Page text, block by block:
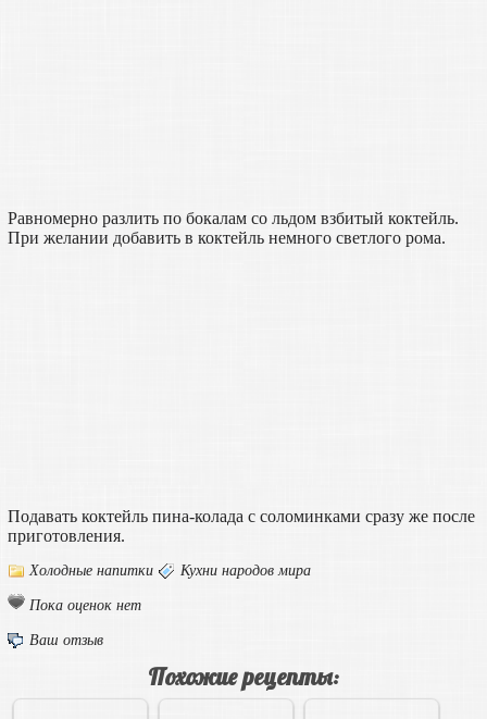
Равномерно разлить по бокалам со льдом взбитый коктейль.
При желании добавить в коктейль немного светлого рома.
Подавать коктейль пина-колада с соломинками сразу же после
приготовления.
Холодные напитки Кухни народов мира
Пока оценок нет
Ваш отзыв
Похожие рецепты: